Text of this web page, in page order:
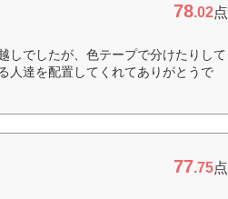
78.02点
しでしたが、色テープで分けたりして
人達を配置してくれてありがとうで
77.75点